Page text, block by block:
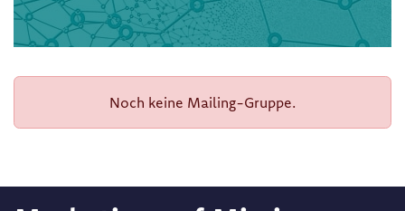
Noch keine Mailing-Gruppe.